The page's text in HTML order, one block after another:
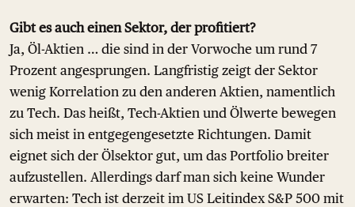
Gibt es auch einen Sektor, der profitiert?
Ja, Öl-Aktien … die sind in der Vorwoche um rund 7
Prozent angesprungen. Langfristig zeigt der Sektor
wenig Korrelation zu den anderen Aktien, namentlich
zu Tech. Das heißt, Tech-Aktien und Ölwerte bewegen
sich meist in entgegengesetzte Richtungen. Damit
eignet sich der Ölsektor gut, um das Portfolio breiter
aufzustellen. Allerdings darf man sich keine Wunder
erwarten: Tech ist derzeit im US Leitindex S&P 500 mit